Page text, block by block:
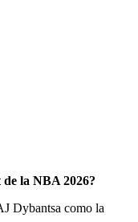
la NBA 2026?
Dybantsa como la